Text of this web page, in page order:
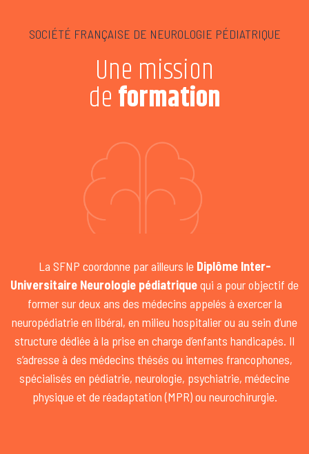
SOCIÉTÉ FRANÇAISE DE NEUROLOGIE PÉDIATRIQUE
Une mission
deformation
La SFNP coordonne par ailleurs le Diplôme Inter-
Universitaire Neurologie pédiatriquequi a pour objectif de
former sur deux ans des médecins appelés à exercer la
neuropédiatrie en libéral, en milieu hospitalier ou au sein d’une
structure dédiée à la prise en charge d’enfants handicapés. Il
s’adresse à des médecins thésés ou internes francophones,
spécialisés en pédiatrie, neurologie, psychiatrie, médecine
physique et de réadaptation (MPR) ou neurochirurgie.